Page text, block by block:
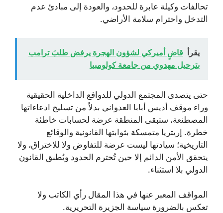
تحالفات وكيلة عابرة للحدود، والعودة إلى مبادئ عدم
التدخل واحترام سلامة الأراضي.
يقرأ قاضٍ أميركي لشؤون الهجرة يرفض طلبَ ترامب
بترحيل مهدوي من جامعة كولومبيا
حتى يتصدى المجتمع الدولي للدوافع الداخلية الحقيقية
وراء موقف أديس أبابا العدواني بدلاً من تسليح ادعاءاتها
المصطنعة، ستبقى المنطقة عرضة لحسابات خاطئة
خطرة. إريتريا متمسكة بثوابتها القانونية والوقائع
التاريخية؛ سيادتها ليست عرضة للتفاوض ولا للاختراق، ولا
يتحقق الأمن الدائم إلا حين تُحترم الحدود ويُطبق القانون
الدولي بلا استثناء.
المواقف المعبر عنها في هذا المقال رأي الكاتب ولا
تعكس بالضرورة سياسة الجزيرة التحريرية.